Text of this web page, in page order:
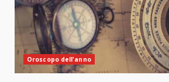
Oroscopo dell'anno